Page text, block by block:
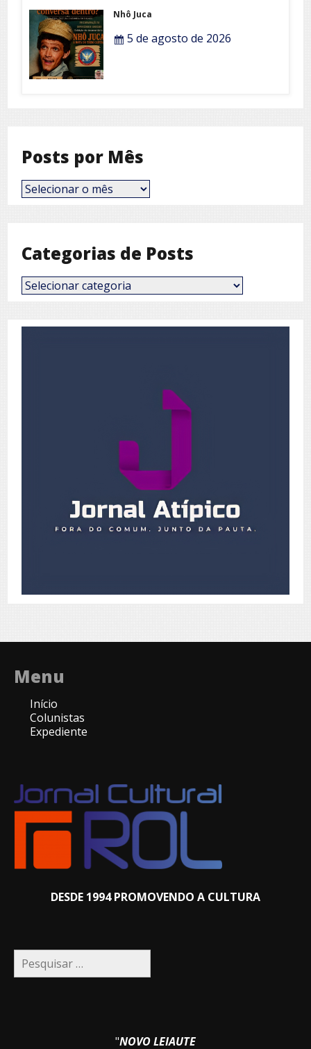
Nhô Juca
5 de agosto de 2026
Posts por Mês
Posts
por
Categorias de Posts
Categorias
de
Menu
Início
Colunistas
Expediente
DESDE 1994 PROMOVENDO A CULTURA
Pesquisar
por:
"NOVO LEIAUTE